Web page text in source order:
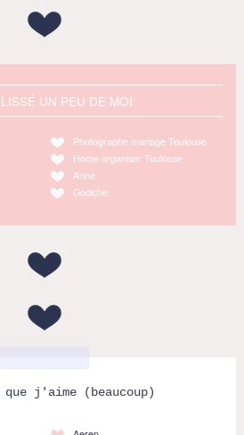
UN PEU DE MOI
Photographe mariage Toulouse
Home organiser Toulouse
Anne
Godiche
que j'aime (beaucoup)